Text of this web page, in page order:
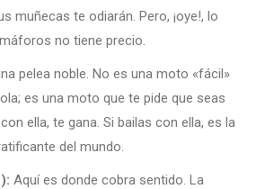
muñecas te odiarán. Pero, ¡oye!, lo
no tiene precio.
pelea noble. No es una moto «fácil»
es una moto que te pide que seas
ella, te gana. Si bailas con ella, es la
del mundo.
Aquí es donde cobra sentido. La